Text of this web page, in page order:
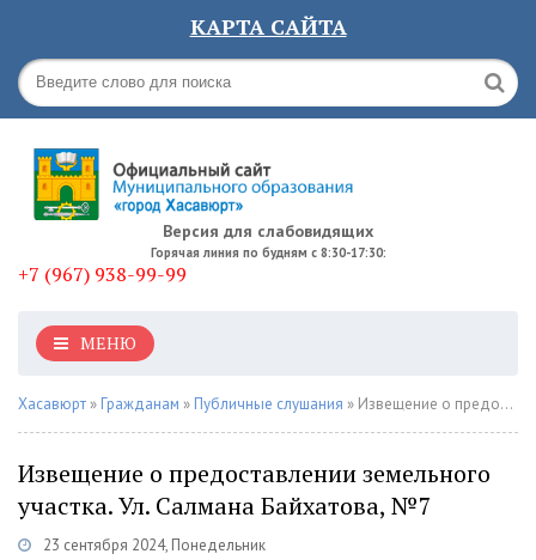
КАРТА САЙТА
Версия для слабовидящих
Горячая линия по будням с 8:30-17:30:
+7 (967) 938-99-99
МЕНЮ
Хасавюрт » Гражданам » Публичные слушания » Извещение о предоставлении земельного участка. Ул. Салмана Байхатова, №7
Извещение о предоставлении земельного
участка. Ул. Салмана Байхатова, №7
23 сентября 2024, Понедельник